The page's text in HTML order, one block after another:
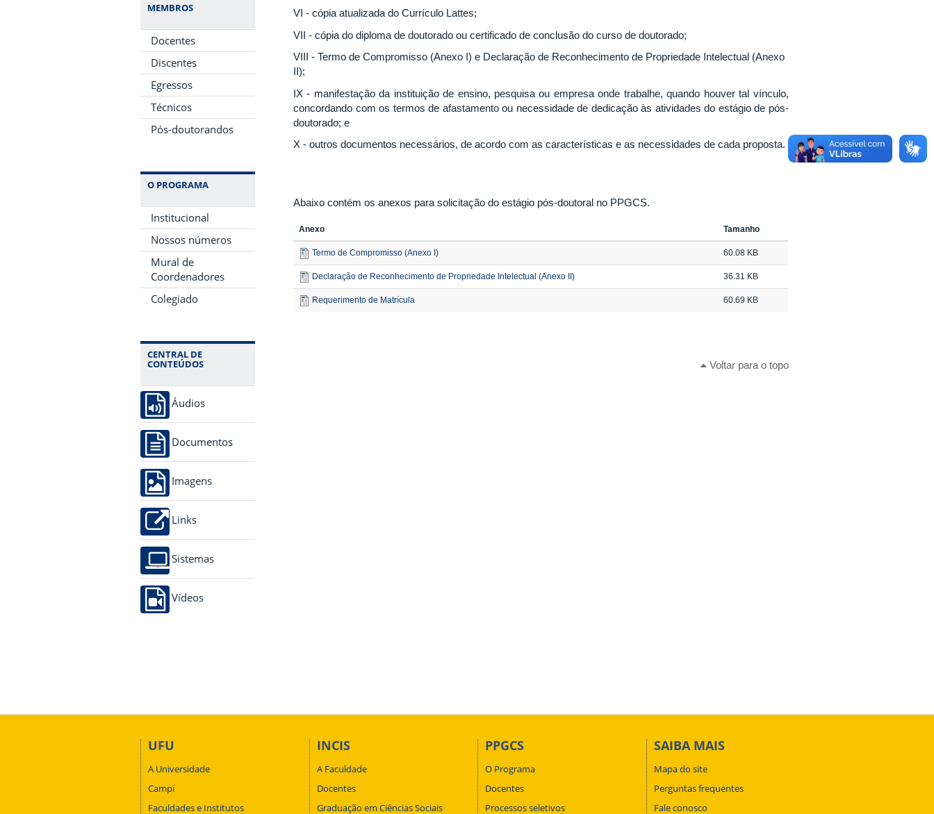
MEMBROS
Docentes
Discentes
Egressos
Técnicos
Pós-doutorandos
O PROGRAMA
Institucional
Nossos números
Mural de
Coordenadores
Colegiado
CENTRAL DE
CONTEÚDOS
Áudios
Documentos
Imagens
Links
Sistemas
Vídeos
VI - cópia atualizada do Currículo Lattes;
VII - cópia do diploma de doutorado ou certificado de conclusão do curso de doutorado;
VIII - Termo de Compromisso (Anexo I) e Declaração de Reconhecimento de Propriedade Intelectual (Anexo
II);
IX - manifestação da instituição de ensino, pesquisa ou empresa onde trabalhe, quando houver tal vínculo,
concordando com os termos de afastamento ou necessidade de dedicação às atividades do estágio de pós-
doutorado; e
X - outros documentos necessários, de acordo com as características e as necessidades de cada proposta.
Abaixo contém os anexos para solicitação do estágio pós-doutoral no PPGCS.
Anexo Tamanho
Termo de Compromisso (Anexo I) 60.08 KB
Declaração de Reconhecimento de Propriedade Intelectual (Anexo II) 36.31 KB
Requerimento de Matrícula 60.69 KB
Voltar para o topo
UFU
A Universidade
Campi
Faculdades e Institutos
INCIS
A Faculdade
Docentes
Graduação em Ciências Sociais
PPGCS
O Programa
Docentes
Processos seletivos
SAIBA MAIS
Mapa do site
Perguntas frequentes
Fale conosco